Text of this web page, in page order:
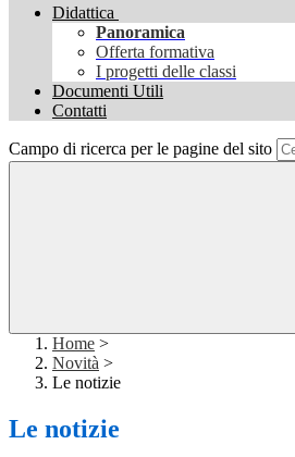
Didattica
Panoramica
Offerta formativa
I progetti delle classi
Documenti Utili
Contatti
Campo di ricerca per le pagine del sito
Home >
Novità >
Le notizie
Le notizie